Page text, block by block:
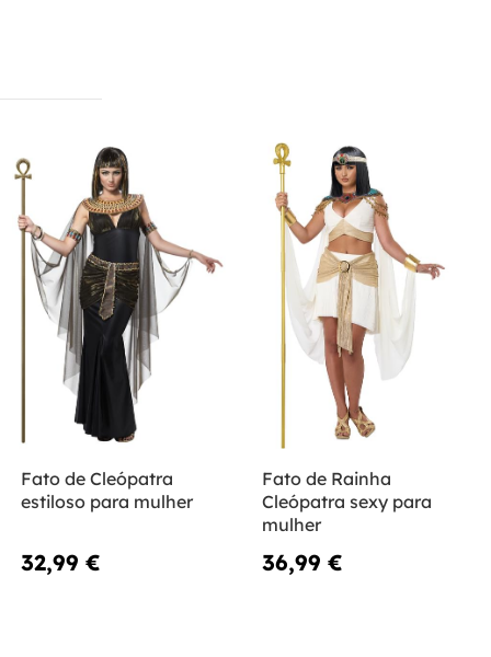
Fato de Cleópatra
estiloso para mulher
32,99 €
Fato de Rainha
Cleópatra sexy para
mulher
36,99 €